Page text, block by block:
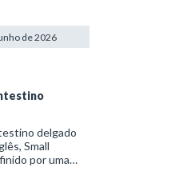
de 2026
delgado
Small
por uma